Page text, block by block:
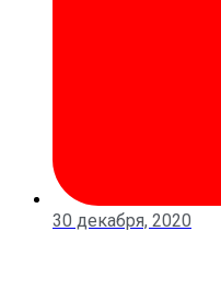
30 декабря, 2020